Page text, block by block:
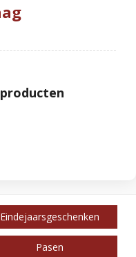
Eindejaarsgeschenken
Pasen